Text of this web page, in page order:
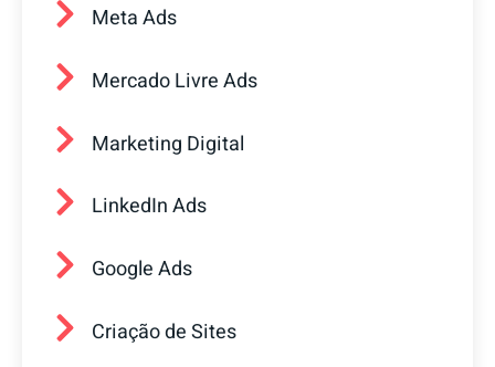
Meta Ads
Mercado Livre Ads
Marketing Digital
LinkedIn Ads
Google Ads
Criação de Sites